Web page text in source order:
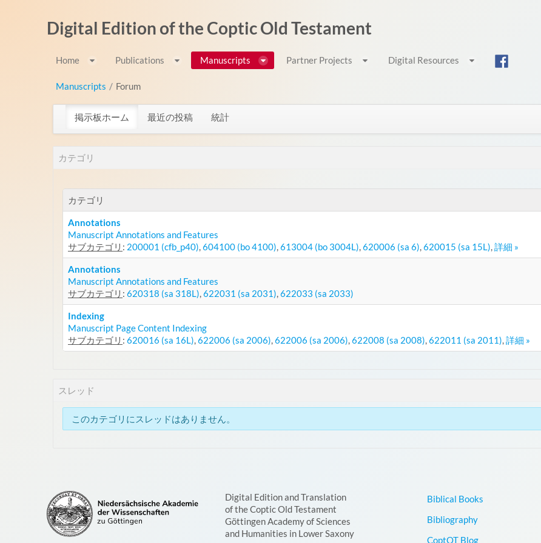
Digital Edition of the Coptic Old Testament
Home Publications Manuscripts Partner Projects Digital Resources
Manuscripts / Forum
掲示板ホーム 最近の投稿 統計
カテゴリ
カテゴリ
Annotations
Manuscript Annotations and Features
サブカテゴリ : 200001 (cfb_p40),604100 (bo 4100),613004 (bo 3004L),620006 (sa 6),620015 (sa 15L),詳細 »
Annotations
Manuscript Annotations and Features
サブカテゴリ : 620318 (sa 318L),622031 (sa 2031),622033 (sa 2033)
Indexing
Manuscript Page Content Indexing
サブカテゴリ : 620016 (sa 16L),622006 (sa 2006),622006 (sa 2006),622008 (sa 2008),622011 (sa 2011),詳細 »
スレッド
このカテゴリにスレッドはありません。
Digital Edition and Translation
of the Coptic Old Testament
Göttingen Academy of Sciences
and Humanities in Lower Saxony
Biblical Books
Bibliography
CoptOT Blog